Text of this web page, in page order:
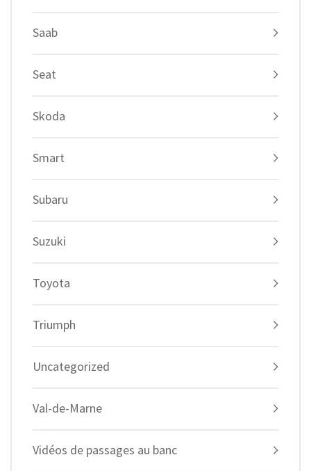
Saab
Seat
Skoda
Smart
Subaru
Suzuki
Toyota
Triumph
Uncategorized
Val-de-Marne
Vidéos de passages au banc